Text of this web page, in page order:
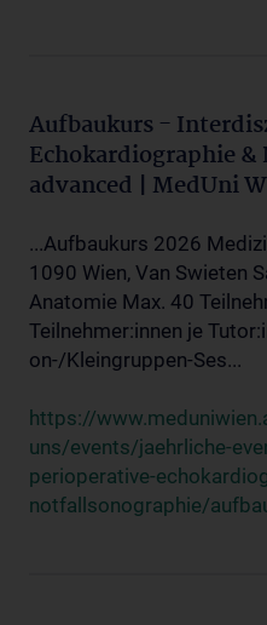
Aufbaukurs -
Echokardiographie
advanced | MedUni
...Aufbaukurs 2026
1090 Wien, Van Swieten
Anatomie Max. 40
Teilnehmer:innen je
on-/Kleingruppen-Ses...
https://
uns/events/jaehrliche-
perioperative-
notfallsonographie/